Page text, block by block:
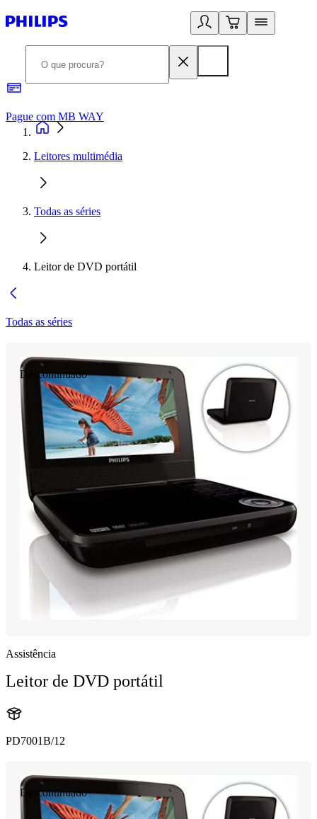
Pague com MB WAY
Leitores multimédia
Todas as séries
Leitor de DVD portátil
Todas as séries
Descontinuado
Assistência
Leitor de DVD portátil
PD7001B/12
Descontinuado